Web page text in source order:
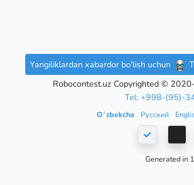
Yangiliklardan xabardor bo'lish uchun
Robocontest.uz Copyrighted ©
Tel: +998-(95)-
Oʻzbekcha Русский
Generated in